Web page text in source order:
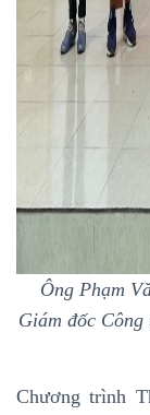
Ông Phạm
Giám đốc
Chương trình